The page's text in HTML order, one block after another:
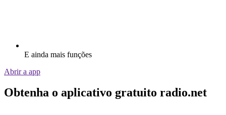
E ainda mais funções
Abrir a app
Obtenha o aplicativo gratuito radio.net